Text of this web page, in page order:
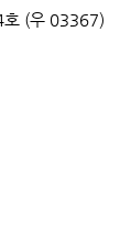
(우 03367)